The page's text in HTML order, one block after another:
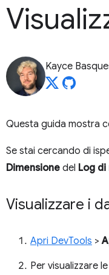
Kayce
Questa guida mostra
Se stai cercando di
Dimensione del Log
Visualizzare i
Apri DevTools >
Per visualizzare